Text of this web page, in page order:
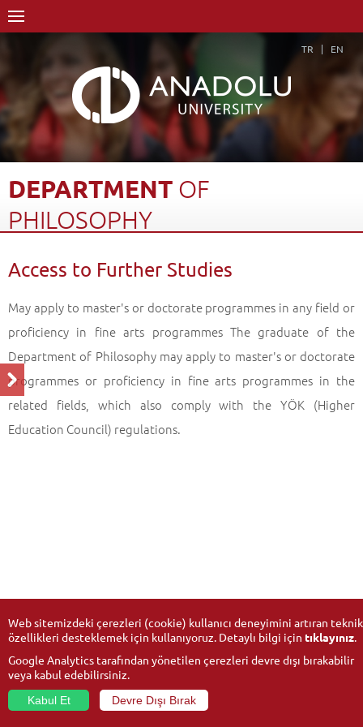
TR EN
DEPARTMENT OF
PHILOSOPHY
Department of Philosophy
Access to Further Studies
Access to Further Studies
May apply to master's or doctorate programmes in any field or
proficiency in fine arts programmes The graduate of the
Department of Philosophy may apply to master's or doctorate
programmes or proficiency in fine arts programmes in the
related fields, which also comply with the YÖK (Higher
Education Council) regulations.
Web sitemizdeki çerezleri (cookie) kullanıcı deneyimini artıran teknik
özellikleri desteklemek için kullanıyoruz. Detaylı bilgi için tıklayınız.
Google Analytics tarafından yönetilen çerezleri devre dışı bırakabilir
veya kabul edebilirsiniz.
Kabul Et
Devre Dışı Bırak
© 2026Anadolu University- All rights reserved.